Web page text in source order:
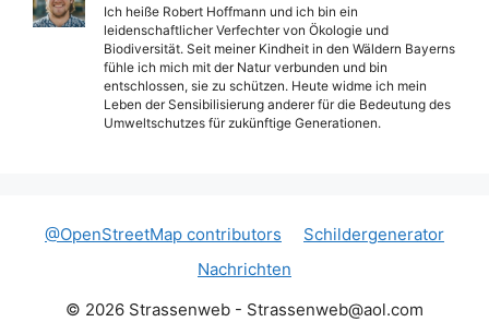
Ich heiße Robert Hoffmann und ich bin ein
leidenschaftlicher Verfechter von Ökologie und
Biodiversität. Seit meiner Kindheit in den Wäldern Bayerns
fühle ich mich mit der Natur verbunden und bin
entschlossen, sie zu schützen. Heute widme ich mein
Leben der Sensibilisierung anderer für die Bedeutung des
Umweltschutzes für zukünftige Generationen.
@OpenStreetMap contributors
Schildergenerator
Nachrichten
© 2026 Strassenweb - Strassenweb@aol.com